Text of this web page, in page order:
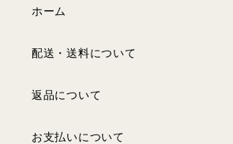
ホーム
配送・送料について
返品について
お支払いについて